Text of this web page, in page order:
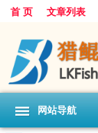
首 页 文章列表
网站导航